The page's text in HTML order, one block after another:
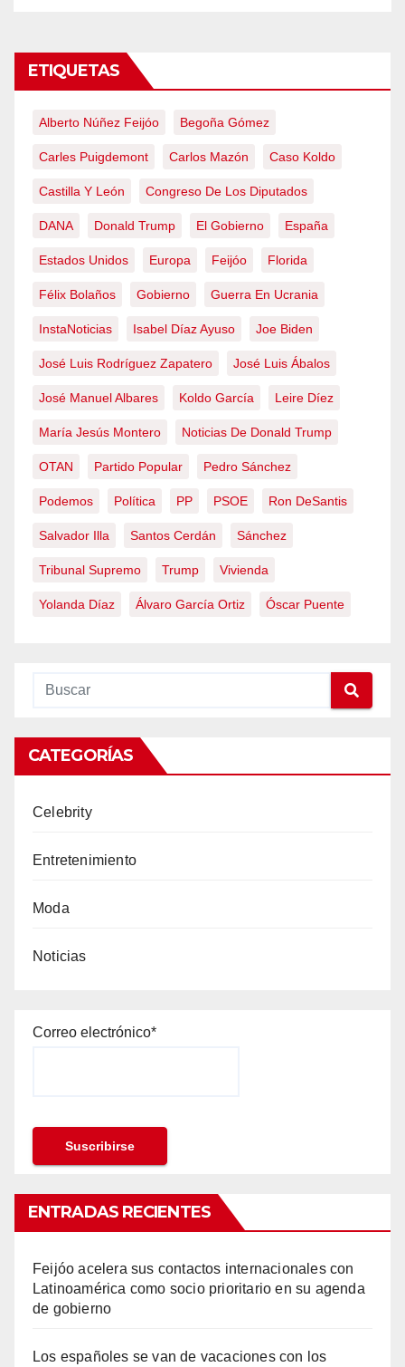
ETIQUETAS
Alberto Núñez Feijóo Begoña Gómez
Carles Puigdemont Carlos Mazón Caso Koldo
Castilla Y León Congreso De Los Diputados
DANA Donald Trump El Gobierno España
Estados Unidos Europa Feijóo Florida
Félix Bolaños Gobierno Guerra En Ucrania
InstaNoticias Isabel Díaz Ayuso Joe Biden
José Luis Rodríguez Zapatero José Luis Ábalos
José Manuel Albares Koldo García Leire Díez
María Jesús Montero Noticias De Donald Trump
OTAN Partido Popular Pedro Sánchez
Podemos Política PP PSOE Ron DeSantis
Salvador Illa Santos Cerdán Sánchez
Tribunal Supremo Trump Vivienda
Yolanda Díaz Álvaro García Ortiz Óscar Puente
CATEGORÍAS
Celebrity
Entretenimiento
Moda
Noticias
Correo electrónico*
ENTRADAS RECIENTES
Feijóo acelera sus contactos internacionales con
Latinoamérica como socio prioritario en su agenda
de gobierno
Los españoles se van de vacaciones con los